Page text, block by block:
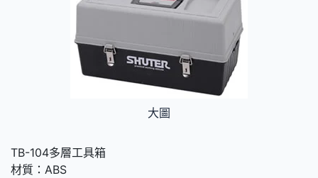
大圖
TB-104多層工具箱
材質：ABS